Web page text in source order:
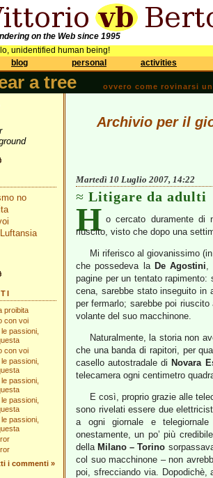
on the Web since 1995
unidentified human being!
blog personal activities
a tree ovvero come rovinarsi
no
proibita
con voi
passioni,
con voi
passioni,
passioni,
passioni,
passioni,
i commenti »
Archivio per il
Martedì 10 Luglio 2007, 14:22
Litigare da adulti
H o cercato duramente di
riuscito, visto che dopo una
Mi riferisco al giovanissimo
che possedeva la De Agostini,
pagine per un tentato rapimento:
cena, sarebbe stato inseguito in
per fermarlo; sarebbe poi
volante del suo macchinone.
Naturalmente, la storia non
che una banda di rapitori, per
casello autostradale di Novara
telecamera ogni centimetro
E così, proprio grazie alle
sono rivelati essere due
a ogni giornale e
onestamente, un po’ più
della Milano – Torino
col suo macchinone – non
poi, sfrecciando via. Dopodichè,